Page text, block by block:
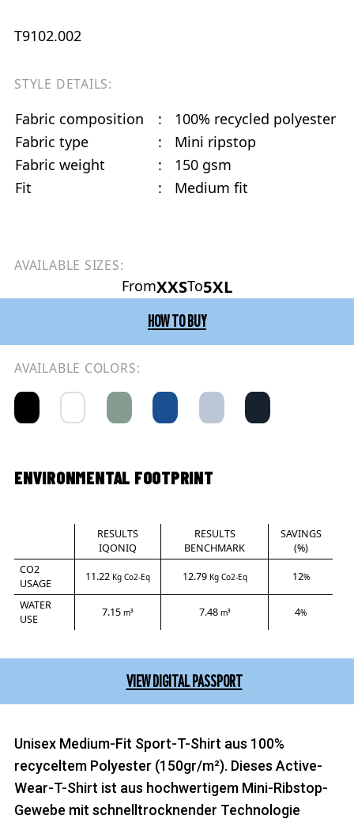
T9102.002
STYLE DETAILS:
Fabric composition :
100% recycled polyester
Fabric type
:
Mini ripstop
Fabric weight
:
150 gsm
Fit
: Medium fit
AVAILABLE SIZES:
FromXXSTo5XL
HOW TO BUY
AVAILABLE COLORS:
ENVIRONMENTAL FOOTPRINT
RESULTS
IQONIQ
RESULTS
BENCHMARK
SAVINGS
(%)
CO2
USAGE
11.22 Kg Co2-Eq 12.79 Kg Co2-Eq 12%
WATER
USE
7.15 m³ 7.48 m³ 4%
VIEW DIGITAL PASSPORT
Unisex Medium-Fit Sport-T-Shirt aus 100%
recyceltem Polyester (150gr/m²). Dieses Active-
Wear-T-Shirt ist aus hochwertigem Mini-Ribstop-
Gewebe mit schnelltrocknender Technologie